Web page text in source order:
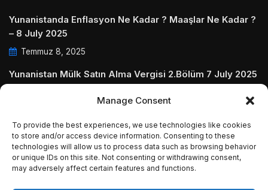
Manage Consent
To provide the best experiences, we use technologies like cookies
to store and/or access device information. Consenting to these
technologies will allow us to process data such as browsing behavior
or unique IDs on this site. Not consenting or withdrawing consent,
may adversely affect certain features and functions.
Yunanistanda Enflasyon Ne Kadar ? Maaşlar Ne Kadar ?
– 8 July 2025
Temmuz 8, 2025
Yunanistan Mülk Satın Alma Vergisi 2.Bölüm 7 July 2025
July 2025
Temmuz 5, 2025